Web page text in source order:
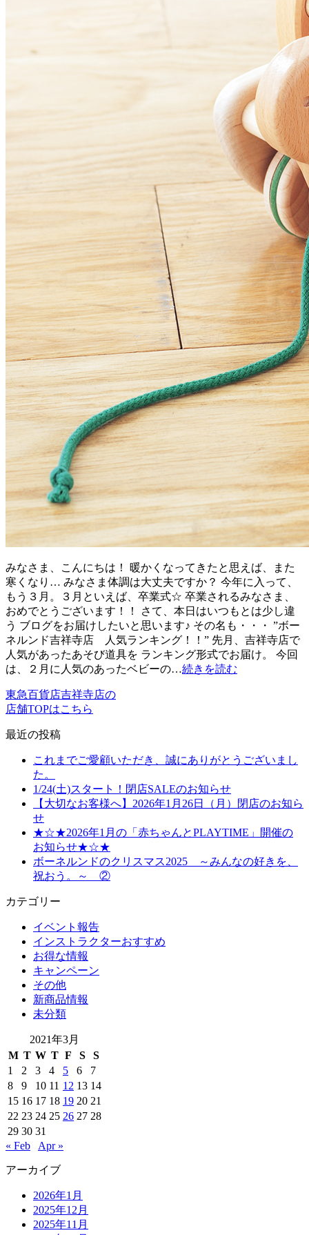
みなさま、こんにちは！ 暖かくなってきたと思えば、また
寒くなり… みなさま体調は大丈夫ですか？ 今年に入って、
もう３月。３月といえば、卒業式☆ 卒業されるみなさま、
おめでとうございます！！ さて、本日はいつもとは少し違
う ブログをお届けしたいと思います♪ その名も・・・ ”ボー
ネルンド吉祥寺店 人気ランキング！！” 先月、吉祥寺店で
人気があったあそび道具を ランキング形式でお届け。 今回
は、２月に人気のあったベビーの…続きを読む
東急百貨店吉祥寺店の
店舗TOPはこちら
最近の投稿
これまでご愛顧いただき、誠にありがとうございまし
た。
1/24(土)スタート！閉店SALEのお知らせ
【大切なお客様へ】2026年1月26日（月）閉店のお知ら
せ
★☆★2026年1月の「赤ちゃんとPLAYTIME」開催の
お知らせ★☆★
ボーネルンドのクリスマス2025 ～みんなの好きを、
祝おう。～ ②
カテゴリー
イベント報告
インストラクターおすすめ
お得な情報
キャンペーン
その他
新商品情報
未分類
2021年3月
M T W T F S
S
1
2 3 4 5 6
7
8
9 10 11 12 13 14
15 16 17 18 19 20 21
22 23 24 25 26 27 28
29 30 31
« Feb
Apr »
アーカイブ
2026年1月
2025年12月
2025年11月